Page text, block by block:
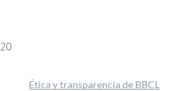
Ética y transparencia de BBCL